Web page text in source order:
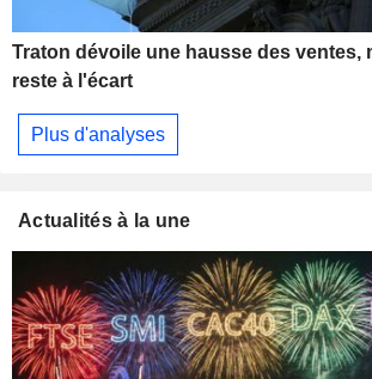
Traton dévoile une hausse des ventes,
reste à l'écart
Plus d'analyses
Actualités à la une